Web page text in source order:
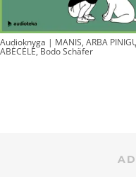
Audioknyga | MANIS, ARBA
ABĖCĖLĖ, Bodo Schäfer